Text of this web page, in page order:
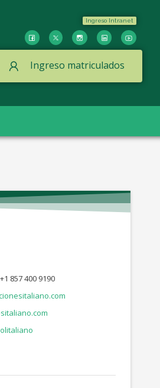
Ingreso Intranet
Ingreso matriculados
857 400 9190